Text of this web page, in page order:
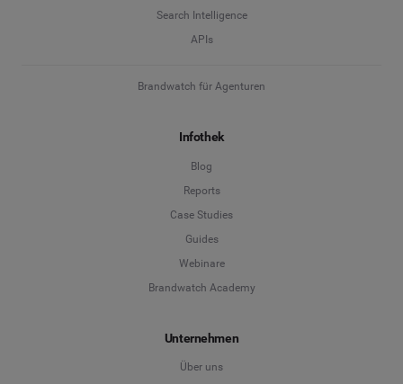
Search Intelligence
APIs
Brandwatch für Agenturen
Infothek
Blog
Reports
Case Studies
Guides
Webinare
Brandwatch Academy
Unternehmen
Über uns